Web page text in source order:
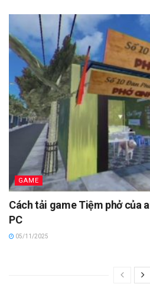
GAME
Cách tải game Tiệm phở của
PC
05/11/2025